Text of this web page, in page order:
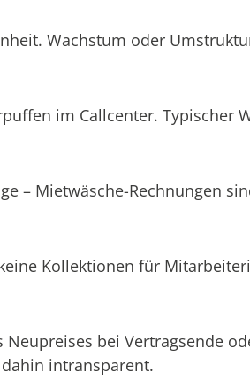
Wachstum oder
im Callcenter. Typischer
– Mietwäsche-Rechnungen
Kollektionen für
bei Vertragsende
intransparent.